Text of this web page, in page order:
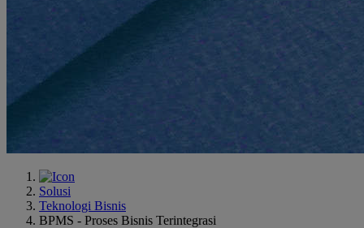
Solusi
Teknologi Bisnis
BPMS - Proses Bisnis Terintegrasi